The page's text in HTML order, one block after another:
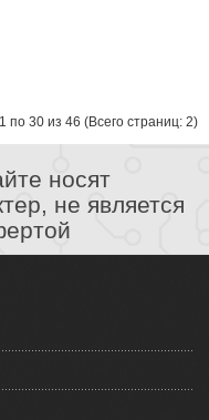
по 30 из 46 (Всего страниц: 2)
носят
не является